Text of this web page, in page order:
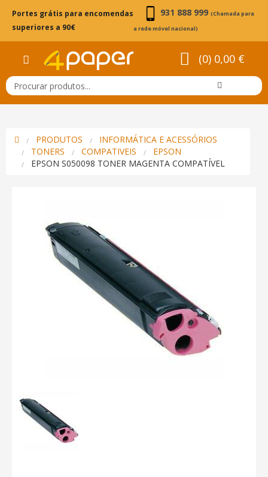
Portes grátis para encomendas
superiores a 90€
931 888 999 (Chamada para
a rede móvel nacional)
(0) 0,00 €
PRODUTOS
INFORMÁTICA E ACESSÓRIOS
TONERS
COMPATIVEIS
EPSON
EPSON S050098 TONER MAGENTA COMPATÍVEL